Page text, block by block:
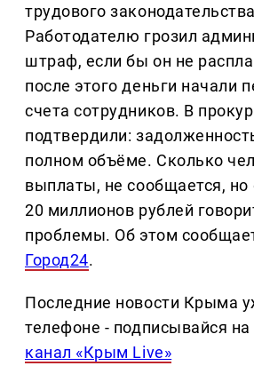
трудового
Работодателю грозил
штраф, если бы он не
после этого деньги начали
счета сотрудников. В
подтвердили:
полном объёме. Сколько
выплаты, не сообщается, но
20 миллионов рублей
проблемы. Об этом
Город24.
Последние новости Крыма
телефоне - подписывайся на
канал «Крым Live»